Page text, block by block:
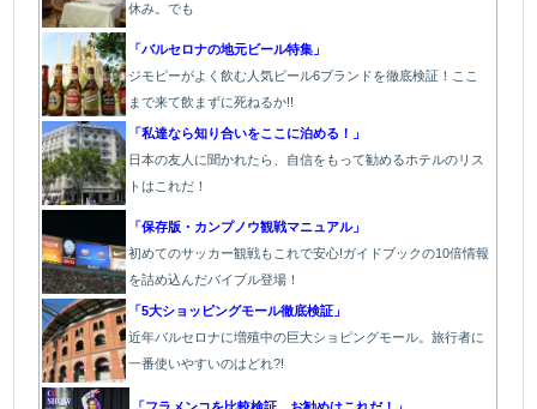
休み。でも
「バルセロナの地元ビール特集」
ジモピーがよく飲む人気ビール6ブランドを徹底検証！ここ
まで来て飲まずに死ねるか!!
「私達なら知り合いをここに泊める！」
日本の友人に聞かれたら、自信をもって勧めるホテルのリス
トはこれだ！
「保存版・カンプノウ観戦マニュアル」
初めてのサッカー観戦もこれで安心!ガイドブックの10倍情報
を詰め込んだバイブル登場！
「5大ショッピングモール徹底検証」
近年バルセロナに増殖中の巨大ショピングモール。旅行者に
一番使いやすいのはどれ?!